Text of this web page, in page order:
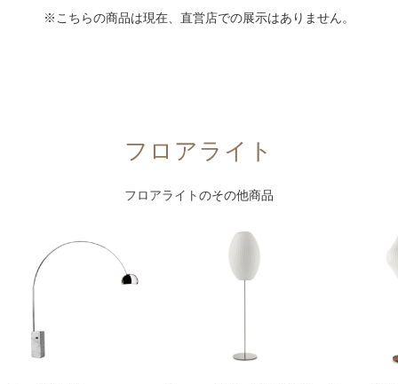
※こちらの商品は現在、直営店での展示はありません。
フロアライト
フロアライトのその他商品